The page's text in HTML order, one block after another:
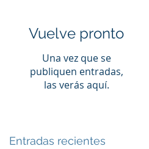
Vuelve pronto
Una vez que se
publiquen entradas,
las verás aquí.
Entradas recientes